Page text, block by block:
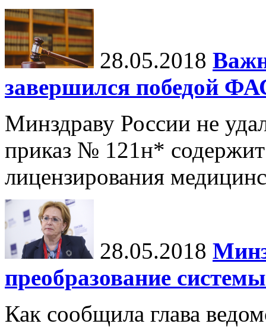
28.05.2018
завершился победой
Минздраву России не
приказ № 121н*
лицензирования
28.05.2018
преобразование
Как сообщила глава